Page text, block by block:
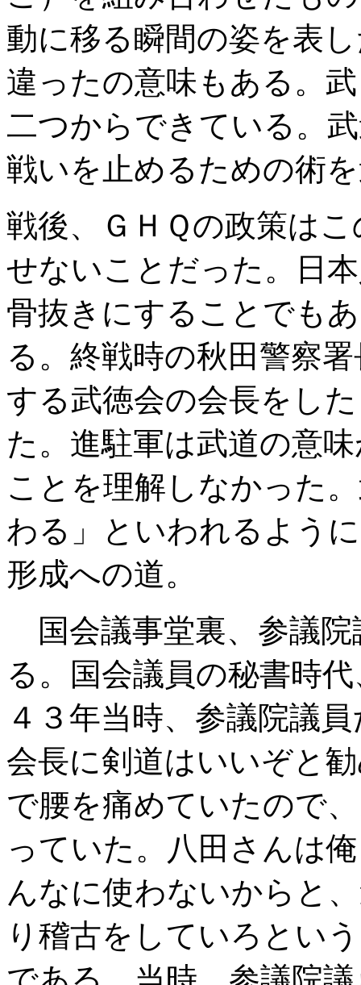
動に移る瞬間の姿を表
違ったの意味もある。
二つからできている。
戦いを止めるための術
戦後、ＧＨＱの政策は
せないことだった。日
骨抜きにすることでも
る。終戦時の秋田警察
する武徳会の会長をし
た。進駐軍は武道の意
ことを理解しなかった
わる」といわれるよう
形成への道。
国会議事堂裏、参議院
る。国会議員の秘書時
４３年当時、参議院議
会長に剣道はいいぞと
で腰を痛めていたので
っていた。八田さんは
んなに使わないからと
り稽古をしていろとい